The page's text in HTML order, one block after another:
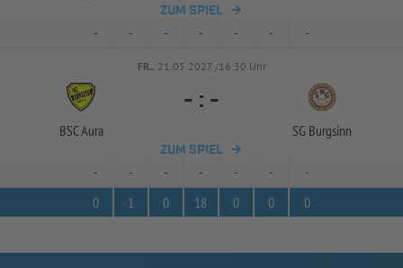
ZUM SPIEL
- - - - - - -
FR.. 21.05.2027 /16:30 Uhr
BSC Aura
- : -
SG Burgsinn
ZUM SPIEL
- - - - - -
-
0
1 0 18 0 0 0